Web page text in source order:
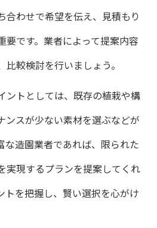
合わせで希望を伝え、見積もり
要です。業者によって提案内容
較検討を行いましょう。
ントとしては、既存の植栽や構
ンスが少ない素材を選ぶなどが
な造園業者であれば、限られた
実現するプランを提案してくれ
トを把握し、賢い選択を心がけ